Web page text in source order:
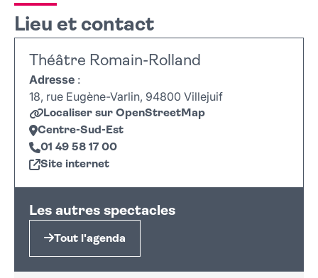
Lieu et contact
Théâtre Romain-Rolland
Adresse :
18, rue Eugène-Varlin, 94800 Villejuif
Localiser sur OpenStreetMap
Centre-Sud-Est
01 49 58 17 00
Site internet
+
−
Les autres spectacles
Tout l'agenda